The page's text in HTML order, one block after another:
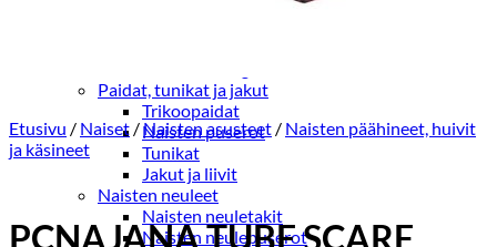
Paidat, tunikat ja jakut
Trikoopaidat
Naisten puserot
Tunikat
Jakut ja liivit
Naisten neuleet
Naisten neuletakit
Naisten neulepuserot
Etusivu / Naiset /Naisten asusteet / Naisten päähineet, huivit
ja käsineet
PCNAJANA TUBE SCARF